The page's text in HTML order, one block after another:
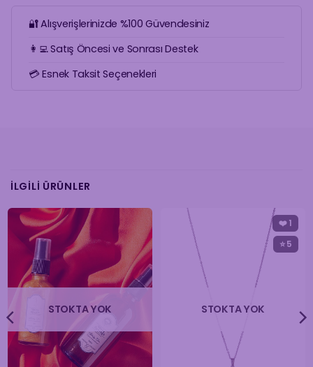
🔐 Alışverişlerinizde %100 Güvendesiniz
👩‍💻 Satış Öncesi ve Sonrası Destek
💳 Esnek Taksit Seçenekleri
İLGILI ÜRÜNLER
STOKTA YOK
❤️1
⭐ 5
STOKTA YOK